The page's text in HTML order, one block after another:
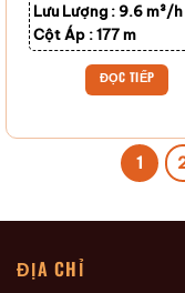
Lưu Lượng : 9.6 m³/h
Cột Áp :177 m
ĐỌC TIẾP
1
ĐỊA CHỈ